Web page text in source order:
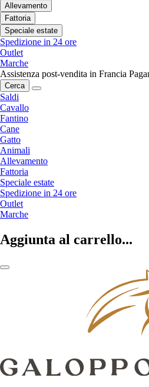
Allevamento
Fattoria
Speciale estate
Spedizione in 24 ore
Outlet
Marche
Assistenza post-vendita in Francia
Cerca
Saldi
Cavallo
Fantino
Cane
Gatto
Animali
Allevamento
Fattoria
Speciale estate
Spedizione in 24 ore
Outlet
Marche
Aggiunta al carrello...